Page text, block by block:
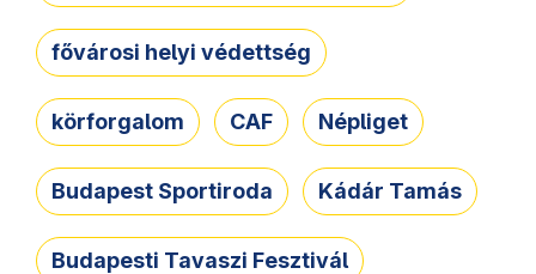
fővárosi helyi védettség
körforgalom CAF Népliget
Budapest Sportiroda Kádár Tamás
Budapesti Tavaszi Fesztivál